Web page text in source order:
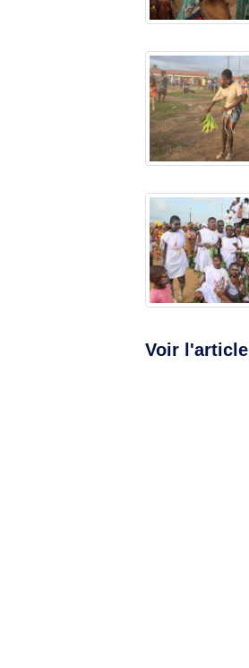
Voir l'article